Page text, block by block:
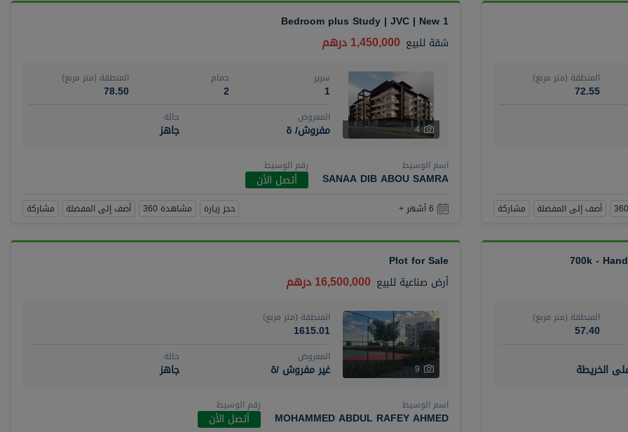
المنطقة (متر مربع)
72.55
أضف إلى المفضلة مشاركة
1 Bedroom plus Study | JVC | New
شقة للبيع 1,450,000 درهم
4
سرير
1
حمام
2
المنطقة (متر مربع)
78.50
المعروض
مفروش/ ة
حالة
جاهز
اسم الوسيط
SANAA DIB ABOU SAMRA
رقم الوسيط
أتصل الأن
6 أشهر + حجز زيارة مشاهدة 360 أضف إلى المفضلة مشاركة
700k -
المنطقة (متر مربع)
57.40
الخريطة
Plot for Sale
أرض صناعية للبيع 16,500,000 درهم
9
المنطقة (متر مربع)
1615.01
المعروض
غير مفروش /ة
حالة
جاهز
اسم الوسيط
MOHAMMED ABDUL RAFEY AHMED
رقم الوسيط
أتصل الأن